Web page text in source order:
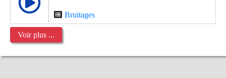
Bruitages
Voir plus ...